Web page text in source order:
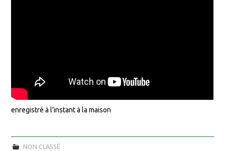
enregistré à l’instant à la maison
NON CLASSÉ